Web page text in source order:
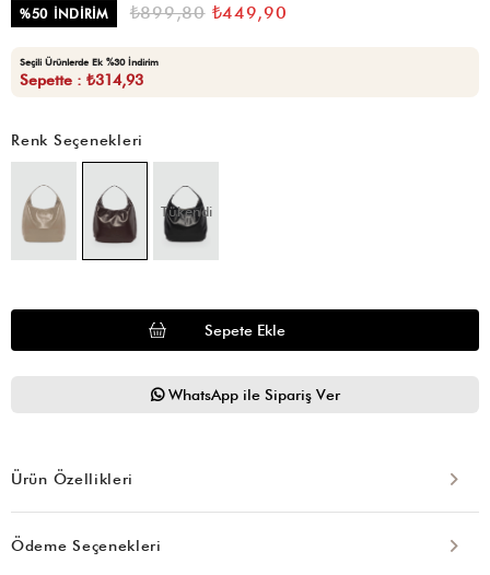
%50 İNDIRIM ₺899,80 ₺449,90
Seçili Ürünlerde Ek %30 İndirim
Sepette : ₺314,93
Renk Seçenekleri
Tükendi
WhatsApp ile Sipariş Ver
Ürün Özellikleri
Ödeme Seçenekleri